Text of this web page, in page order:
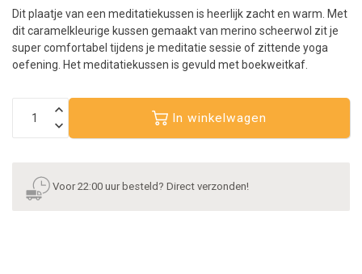
Dit plaatje van een meditatiekussen is heerlijk zacht en warm. Met
dit caramelkleurige kussen gemaakt van merino scheerwol zit je
super comfortabel tijdens je meditatie sessie of zittende yoga
oefening. Het meditatiekussen is gevuld met boekweitkaf.
In winkelwagen
Voor 22:00 uur besteld? Direct verzonden!